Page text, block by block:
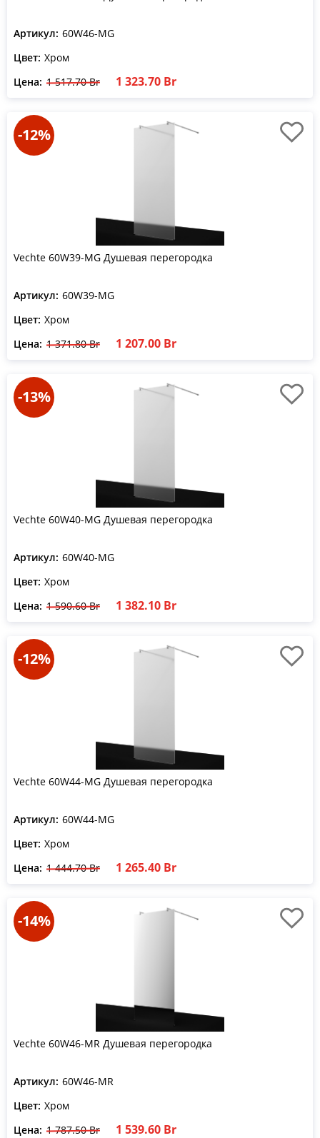
Артикул: 60W46-MG
Цвет: Хром
Цена: 1 517.70 Br 1 323.70 Br
-12%
Vechte 60W39-MG Душевая перегородка
Артикул: 60W39-MG
Цвет: Хром
Цена: 1 371.80 Br 1 207.00 Br
-13%
Vechte 60W40-MG Душевая перегородка
Артикул: 60W40-MG
Цвет: Хром
Цена: 1 590.60 Br 1 382.10 Br
-12%
Vechte 60W44-MG Душевая перегородка
Артикул: 60W44-MG
Цвет: Хром
Цена: 1 444.70 Br 1 265.40 Br
-14%
Vechte 60W46-MR Душевая перегородка
Артикул: 60W46-MR
Цвет: Хром
Цена: 1 787.50 Br 1 539.60 Br